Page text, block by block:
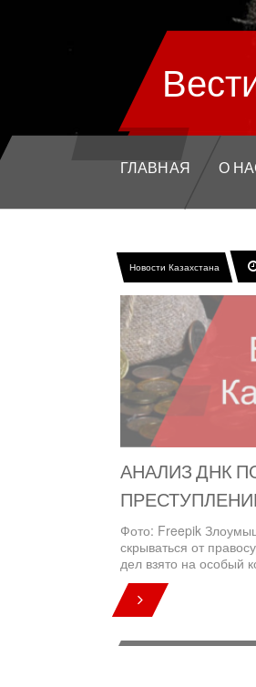
ГЛАВНАЯ О
Новости Казахстана
АНАЛИЗ ДНК
Фото: Freepik
скрываться от
дел взято на особый